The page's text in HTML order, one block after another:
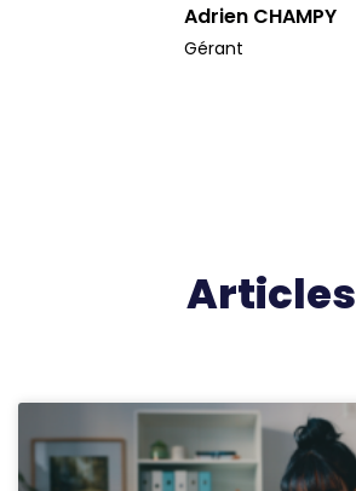
Adrien CHAMPY
Gérant
Articles